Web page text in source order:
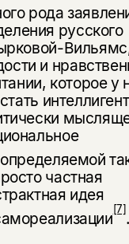
рода
русского
и
которое у
частная
идея
[7]